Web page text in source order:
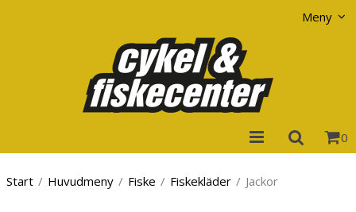
Meny
0
Start / Huvudmeny / Fiske / Fiskekläder / Jackor